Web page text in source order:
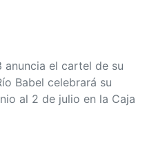
anuncia el cartel de su
Babel celebrará su
al 2 de julio en la Caja